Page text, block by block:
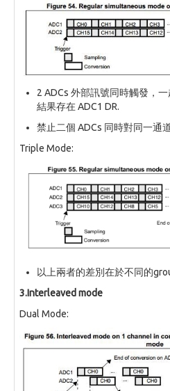
2 ADCs 外部訊號同時觸發，
結果存在 ADC1 DR.
禁止二個 ADCs 同時對同一通
Triple Mode:
以上兩者的差別在於不同的
3.Interleaved mode
Dual Mode: